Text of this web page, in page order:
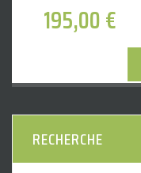
195,00€
RECHERCHE